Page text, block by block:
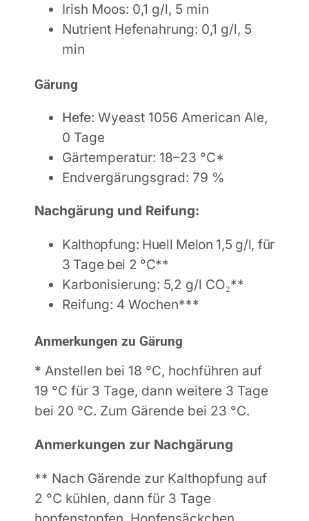
Irish Moos: 0,1 g/l, 5 min
Nutrient Hefenahrung: 0,1 g/l, 5
min
Gärung
Hefe: Wyeast 1056 American Ale,
0 Tage
Gärtemperatur: 18–23 °C*
Endvergärungsgrad: 79 %
Nachgärung und Reifung:
Kalthopfung: Huell Melon 1,5 g/l, für
3 Tage bei 2 °C**
Karbonisierung: 5,2 g/l CO₂**
Reifung: 4 Wochen***
Anmerkungen zu Gärung
* Anstellen bei 18 °C, hochführen auf
19 °C für 3 Tage, dann weitere 3 Tage
bei 20 °C. Zum Gärende bei 23 °C.
Anmerkungen zur Nachgärung
** Nach Gärende zur Kalthopfung auf
2 °C kühlen, dann für 3 Tage